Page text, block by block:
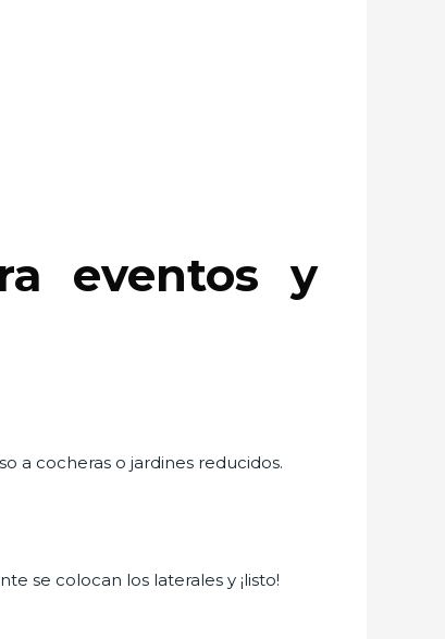
eventos y
a cocheras o jardines reducidos.
se colocan los laterales y ¡listo!